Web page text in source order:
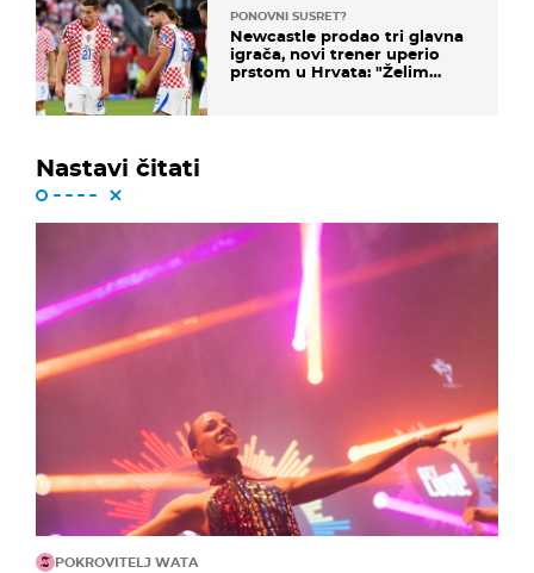
PONOVNI SUSRET?
Newcastle prodao tri glavna
igrača, novi trener uperio
prstom u Hrvata: "Želim
Nastavi čitati
POKROVITELJ WATA